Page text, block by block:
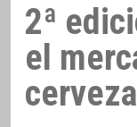
2ª
el